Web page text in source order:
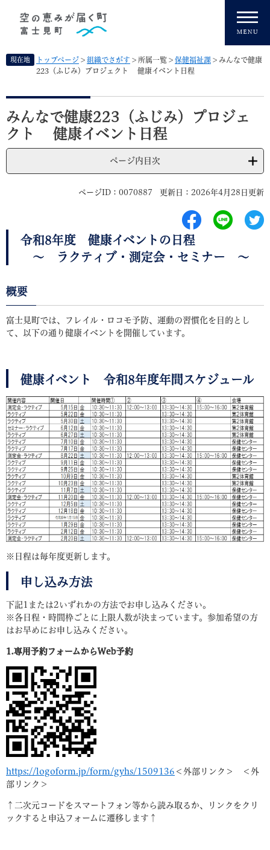
先
す
現在地 トップページ > 組織でさがす > 所属一覧 > 保健福祉課 > みんなで健康
223（ふじみ）プロジェクト 健康イベント日程
本
文
みんなで健康223（ふじみ）プロジェ
クト 健康イベント日程
ページ内目次
ページID：0070887 更新日：2026年4月28日更新
令和8年度 健康イベントの日程
～ ラクティブ・測定会・セミナー ～
概要
富士見町では、フレイル・ロコモ予防、運動の習慣化を目的とし
て、以下の通り健康イベントを開催しています。
健康イベント 令和8年度年間スケジュール
※日程は毎年度更新します。
申し込み方法
下記1または2いずれかの方法でお申し込みください。
​※各日程・時間枠ごとに上限人数が決まっています。参加希望の方
はお早めにお申し込みください。
1.専用予約フォームからWeb予約
https://logoform.jp/form/gyhs/1509136 ＜外部リンク＞
＜外
部リンク＞
↑二次元コードをスマートフォン等から読み取るか、リンクをクリ
ックすると申込フォームに遷移します↑